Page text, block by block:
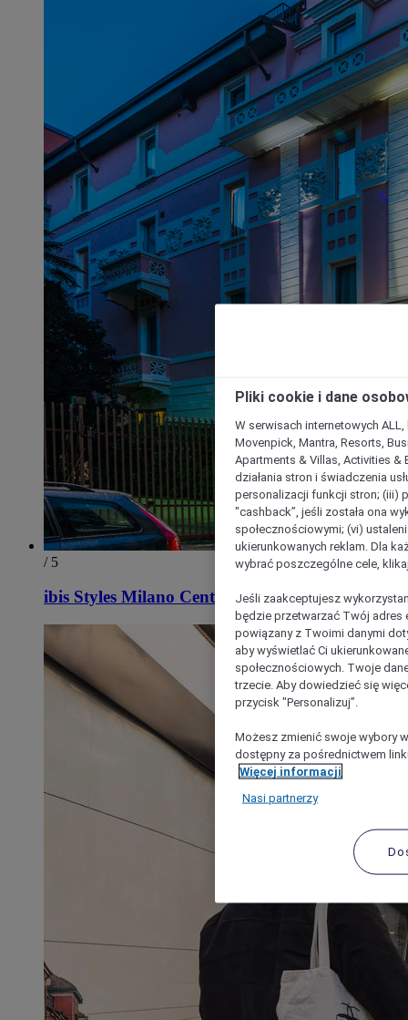
/ 5
ibis Styles Milano Centro
Pliki cookie i dane
W serwisach internetowych
Movenpick, Mantra, Resorts,
Apartments & Villas, Activities &
działania stron i świadczenia
personalizacji funkcji stron; (iii)
"cashback”, jeśli została ona
społecznościowymi; (vi)
ukierunkowanych reklam. Dla
wybrać poszczególne cele,
Jeśli zaakceptujesz
będzie przetwarzać Twój adres
powiązany z Twoimi danymi
aby wyświetlać Ci
społecznościowych. Twoje
trzecie. Aby dowiedzieć się
przycisk "Personalizuj”.
Możesz zmienić swoje wybory
dostępny za pośrednictwem
Więcej informacji
Nasi partnerzy